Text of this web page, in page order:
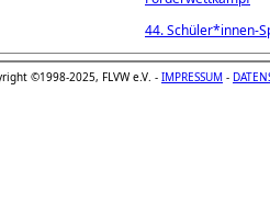
44. Schüler*innen-
©1998-2025, FLVW e.V. - IMPRESSUM -